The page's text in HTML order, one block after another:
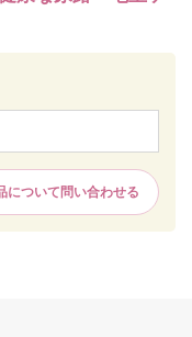
について問い合わせる